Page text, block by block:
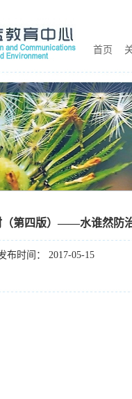
首页
（第四版）——水谁然防
布时间： 2017-05-15